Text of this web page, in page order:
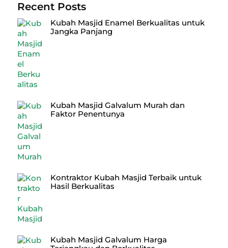
Recent Posts
Kubah Masjid Enamel Berkualitas untuk
Jangka Panjang
Kubah Masjid Galvalum Murah dan
Faktor Penentunya
Kontraktor Kubah Masjid Terbaik untuk
Hasil Berkualitas
Kubah Masjid Galvalum Harga